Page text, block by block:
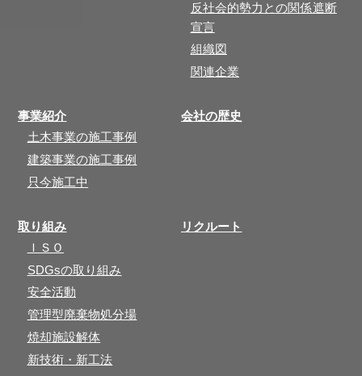
反社会的勢力との関係遮断
宣言
組織図
関連企業
事業紹介
土木事業の施工事例
建築事業の施工事例
只今施工中
会社の歴史
取り組み
ＩＳＯ
SDGsの取り組み
安全活動
管理型廃棄物処分場
焼却施設解体
新技術・新工法
リクルート